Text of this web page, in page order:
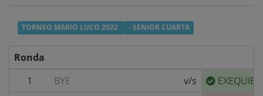
TORNEO MARIO LUCO 2022 - SENIOR CUARTA
Ronda
1
BYE v/s